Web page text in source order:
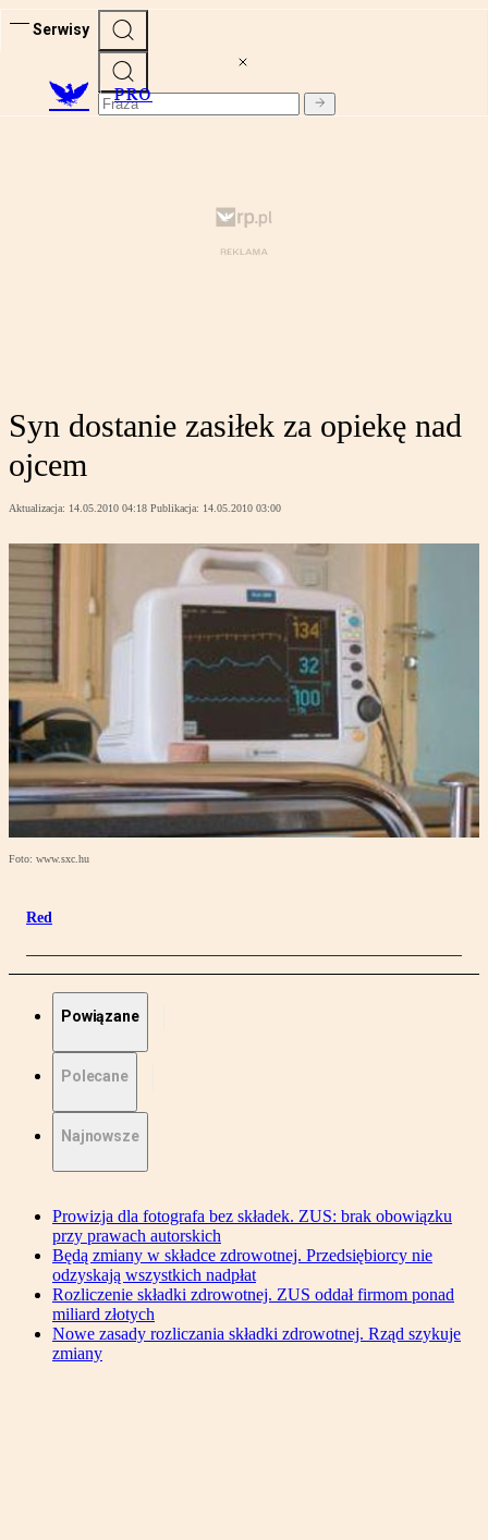
Serwisy
PRO
Syn dostanie zasiłek za opiekę nad
ojcem
Aktualizacja: 14.05.2010 04:18 Publikacja: 14.05.2010 03:00
Foto: www.sxc.hu
Red
Powiązane
Polecane
Najnowsze
Prowizja dla fotografa bez składek. ZUS: brak obowiązku
przy prawach autorskich
Będą zmiany w składce zdrowotnej. Przedsiębiorcy nie
odzyskają wszystkich nadpłat
Rozliczenie składki zdrowotnej. ZUS oddał firmom ponad
miliard złotych
Nowe zasady rozliczania składki zdrowotnej. Rząd szykuje
zmiany